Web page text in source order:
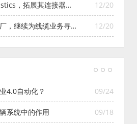
12/20
，拓展其连接器系
12/20
，继续为线缆业务寻找
09/24
4.0自动化？
09/18
系统中的作用